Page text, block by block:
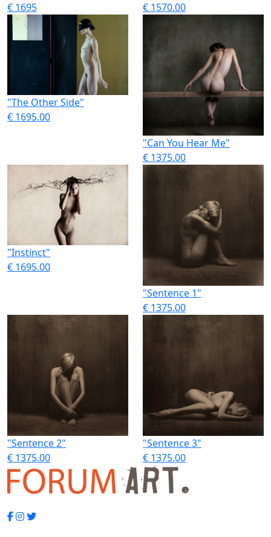
€ 1695
€ 1570.00
"The Other Side"
€ 1695.00
"Can You Hear Me"
€ 1375.00
"Instinct"
€ 1695.00
"Sentence 1"
€ 1375.00
"Sentence 2"
€ 1375.00
"Sentence 3"
€ 1375.00